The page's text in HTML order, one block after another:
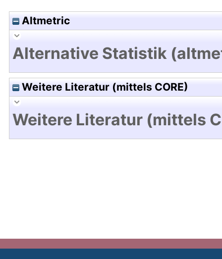
Altmetric
Alternative Statistik
Weitere Literatur (mittels CORE)
Weitere Literatur (mittels